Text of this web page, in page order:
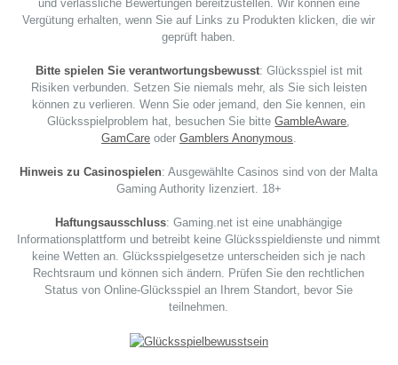
und verlässliche Bewertungen bereitzustellen. Wir können eine
Vergütung erhalten, wenn Sie auf Links zu Produkten klicken, die wir
geprüft haben.
Bitte spielen Sie verantwortungsbewusst: Glücksspiel ist mit
Risiken verbunden. Setzen Sie niemals mehr, als Sie sich leisten
können zu verlieren. Wenn Sie oder jemand, den Sie kennen, ein
Glücksspielproblem hat, besuchen Sie bitteGambleAware
GamCareoder Gamblers Anonymous
Hinweis zu Casinospielen: Ausgewählte Casinos sind von der Malta
Gaming Authority lizenziert. 18+
Haftungsausschluss: Gaming.net ist eine unabhängige
Informationsplattform und betreibt keine Glücksspieldienste und nimmt
keine Wetten an. Glücksspielgesetze unterscheiden sich je nach
Rechtsraum und können sich ändern. Prüfen Sie den rechtlichen
Status von Online-Glücksspiel an Ihrem Standort, bevor Sie
teilnehmen.